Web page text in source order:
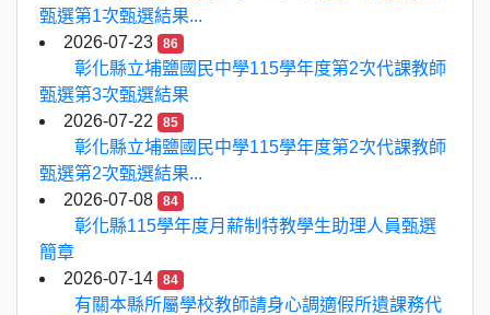
甄選第1次甄選結果...
2026-07-23
86
彰化縣立埔鹽國民中學115學年度第2次代課教師
甄選第3次甄選結果
2026-07-22
85
彰化縣立埔鹽國民中學115學年度第2次代課教師
甄選第2次甄選結果...
2026-07-08
84
彰化縣115學年度月薪制特教學生助理人員甄選
簡章
2026-07-14
84
有關本縣所屬學校教師請身心調適假所遺課務代